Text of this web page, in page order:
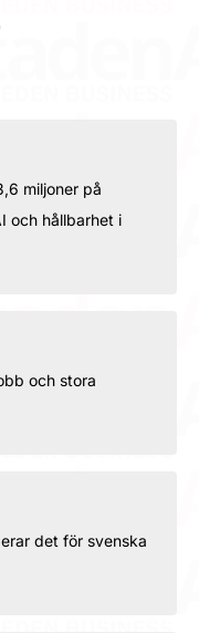
miljoner på
och hållbarhet i
och stora
det för svenska